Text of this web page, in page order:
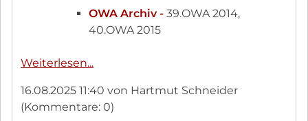
OWA Archiv - 39.OWA 2014,
40.OWA 2015
Weiterlesen...Website
Neue
Inhalte
16.08.2025 11:40 von Hartmut Schneider
(Kommentare: 0)